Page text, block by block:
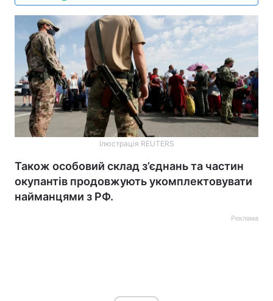
Ілюстрація REUTERS
Також особовий склад з’єднань та частин
окупантів продовжують укомплектовувати
найманцями з РФ.
Реклама